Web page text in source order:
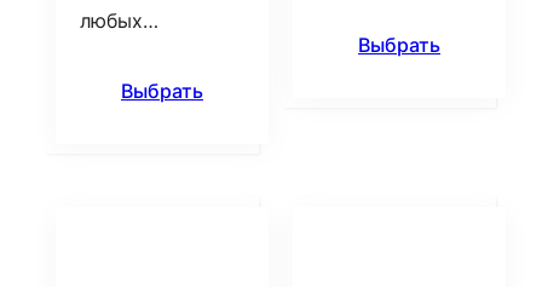
любых…
Выбрать
Выбрать